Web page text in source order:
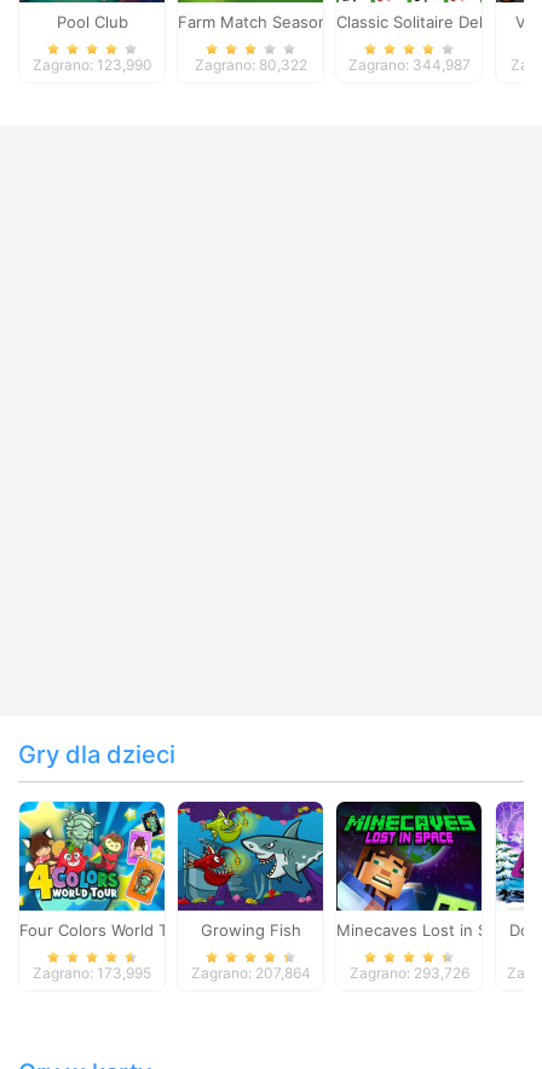
Pool Club
Zagrano: 123,990
Farm Match Seasons
Zagrano: 80,322
Classic Solitaire Deluxe
Zagrano: 344,987
Gry dla dzieci
Four Colors World Tour
Zagrano: 173,995
Growing Fish
Zagrano: 207,864
Minecaves Lost in Space
Zagrano: 293,726